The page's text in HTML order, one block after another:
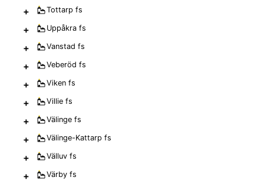
+ Tottarp fs
+ Uppåkra fs
+ Vanstad fs
+ Veberöd fs
+ Viken fs
+ Villie fs
+ Välinge fs
+ Välinge-Kattarp fs
+ Välluv fs
+ Värby fs